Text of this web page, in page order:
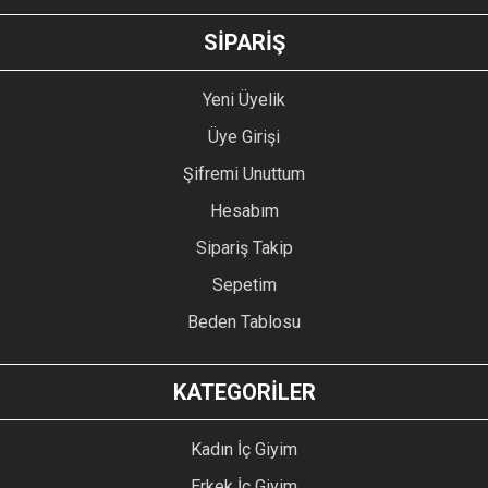
GÖNDER
SİPARİŞ
Yeni Üyelik
Üye Girişi
Şifremi Unuttum
Hesabım
Sipariş Takip
Sepetim
Beden Tablosu
KATEGORİLER
Kadın İç Giyim